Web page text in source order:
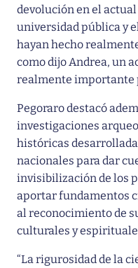
devolución en el
universidad pública y
hayan hecho
como dijo Andrea, un
realmente importante
Pegoraro destacó
investigaciones
históricas
nacionales para dar
invisibilización de los
aportar fundamentos
al reconocimiento de
culturales y
“La rigurosidad de la